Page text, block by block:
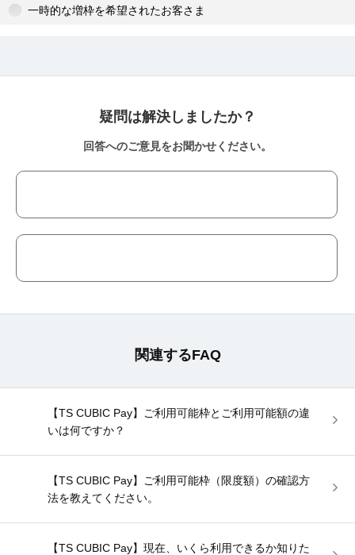
一時的な増枠を希望されたお客さま
疑問は解決しましたか？
回答へのご意見をお聞かせください。
関連するFAQ
【TS CUBIC Pay】ご利用可能枠とご利用可能額の違
いは何ですか？
【TS CUBIC Pay】ご利用可能枠（限度額）の確認方
法を教えてください。
【TS CUBIC Pay】現在、いくら利用できるか知りた